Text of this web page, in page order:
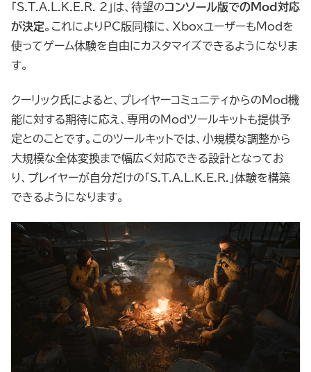
「S.T.A.L.K.E.R. 2」は、待望のコンソール版でのMod対応
が決定。これによりPC版同様に、XboxユーザーもModを
使ってゲーム体験を自由にカスタマイズできるようになりま
す。
クーリック氏によると、プレイヤーコミュニティからのMod機
能に対する期待に応え、専用のModツールキットも提供予
定とのことです。このツールキットでは、小規模な調整から
大規模な全体変換まで幅広く対応できる設計となってお
り、プレイヤーが自分だけの「S.T.A.L.K.E.R.」体験を構築
できるようになります。